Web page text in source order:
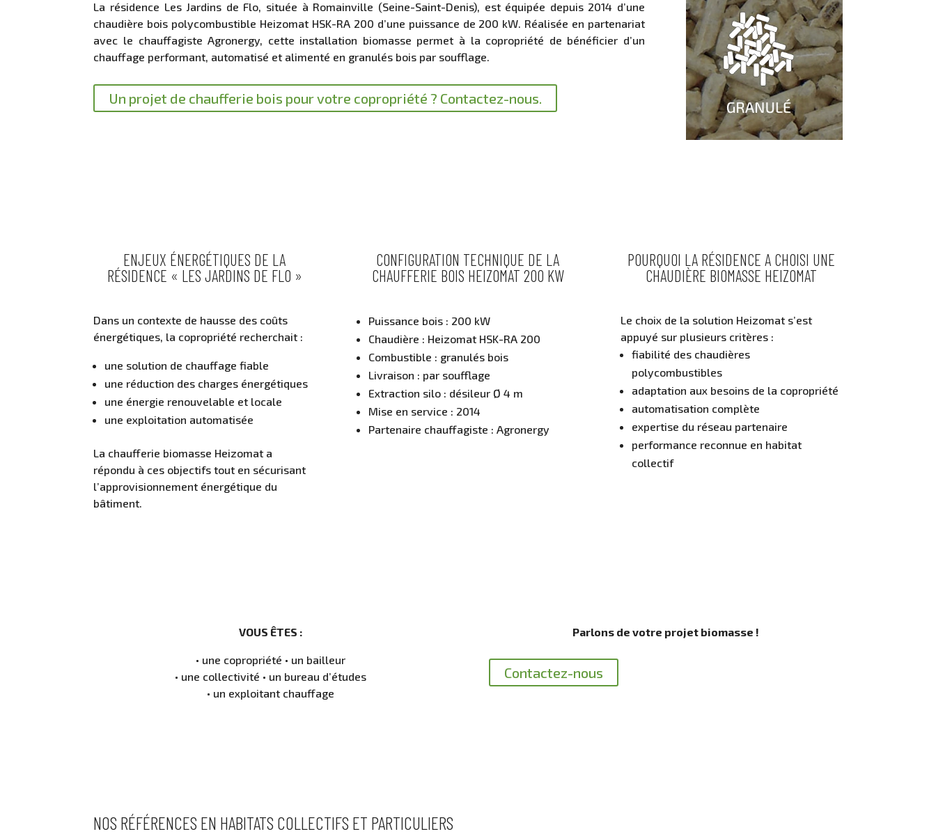
La résidence Les Jardins de Flo, située à Romainville (Seine-Saint-Denis), est équipée depuis 2014 d’une
chaudière bois polycombustible Heizomat HSK-RA 200 d’une puissance de 200 kW. Réalisée en partenariat
avec le chauffagiste Agronergy, cette installation biomasse permet à la copropriété de bénéficier d’un
chauffage performant, automatisé et alimenté en granulés bois par soufflage.
Un projet de chaufferie bois pour votre copropriété ? Contactez-nous.
ENJEUX ÉNERGÉTIQUES DE LA
RÉSIDENCE « LES JARDINS DE FLO »
Dans un contexte de hausse des coûts
énergétiques, la copropriété recherchait :
une solution de chauffage fiable
une réduction des charges énergétiques
une énergie renouvelable et locale
une exploitation automatisée
La chaufferie biomasse Heizomat a
répondu à ces objectifs tout en sécurisant
l’approvisionnement énergétique du
bâtiment.
CONFIGURATION TECHNIQUE DE LA
CHAUFFERIE BOIS HEIZOMAT 200 KW
Puissance bois : 200 kW
Chaudière : Heizomat HSK-RA 200
Combustible : granulés bois
Livraison : par soufflage
Extraction silo : désileur Ø 4 m
Mise en service : 2014
Partenaire chauffagiste : Agronergy
POURQUOI LA RÉSIDENCE A CHOISI UNE
CHAUDIÈRE BIOMASSE HEIZOMAT
Le choix de la solution Heizomat s’est
appuyé sur plusieurs critères :
fiabilité des chaudières
polycombustibles
adaptation aux besoins de la copropriété
automatisation complète
expertise du réseau partenaire
performance reconnue en habitat
collectif
VOUS ÊTES :
• une copropriété • un bailleur
• une collectivité • un bureau d’études
• un exploitant chauffage
Parlons de votre projet biomasse !
Contactez-nous
NOS RÉFÉRENCES EN HABITATS COLLECTIFS ET PARTICULIERS